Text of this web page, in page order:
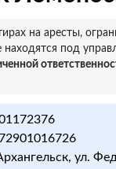
на аресты,
под
ул.